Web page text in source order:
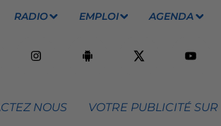
RADIO EMPLOI AGENDA
NOUS VOTRE PUBLICITÉ